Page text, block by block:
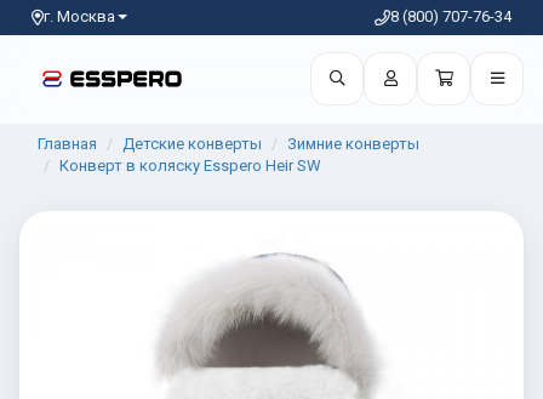
г. Москва 8 (800) 707-76-34
Главная Детские конверты
Зимние конверты
Конверт в коляску Esspero Heir SW